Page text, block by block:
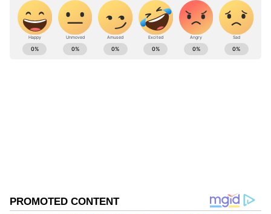
ಸಲ್ಲಿಸಲಾಗಿತ್ತು. ಇದೀಗ ಮತ್ತೆ ಅದೇ ಮನವಿಗಳೊಂದಿಗೆ ಅರ್ಜಿ
ಸಲ್ಲಿಸಿದ್ದೀರಿ.
ABOUT THE AUTHOR